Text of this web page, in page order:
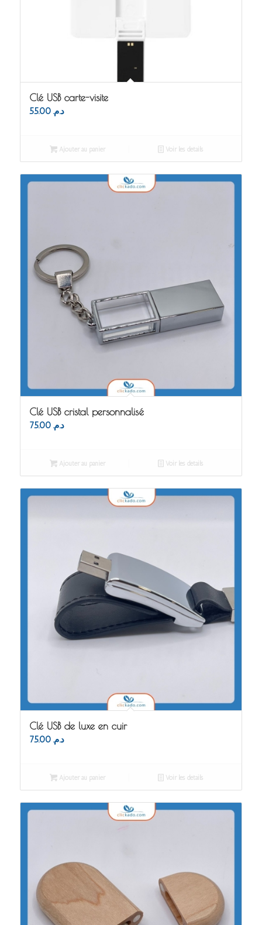
Clé USB carte-visite
د.م. 55.00
Ajouter au panier Voir les détails
Clé USB cristal personnalisé
د.م. 75.00
Ajouter au panier Voir les détails
Clé USB de luxe en cuir
د.م. 75.00
Ajouter au panier Voir les détails